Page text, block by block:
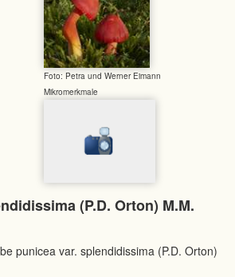
Foto: Petra und Werner Eimann
Mikromerkmale
(P.D. Orton) M.M.
punicea var. splendidissima (P.D. Orton)